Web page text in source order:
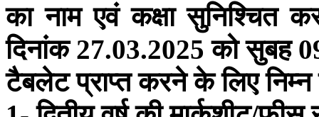
का नाम एवं कक्षा सुनिश्चित
दिनांक 27.03.2025 को सुबह
टैबलेट प्राप्त करने के लिए